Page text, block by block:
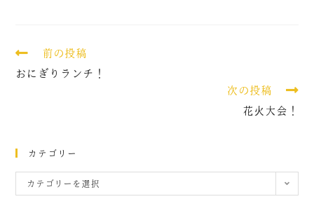
前の投稿
おにぎりランチ！
次の投稿
花火大会！
カテゴリー
カテゴリーを選択